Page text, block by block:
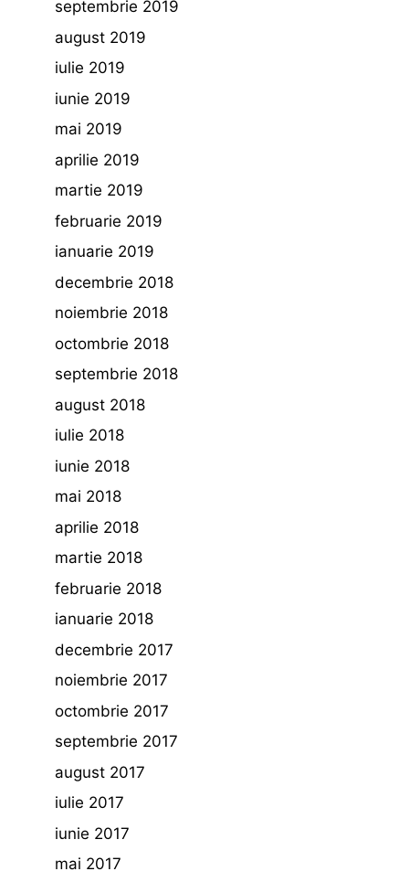
septembrie 2019
august 2019
iulie 2019
iunie 2019
mai 2019
aprilie 2019
martie 2019
februarie 2019
ianuarie 2019
decembrie 2018
noiembrie 2018
octombrie 2018
septembrie 2018
august 2018
iulie 2018
iunie 2018
mai 2018
aprilie 2018
martie 2018
februarie 2018
ianuarie 2018
decembrie 2017
noiembrie 2017
octombrie 2017
septembrie 2017
august 2017
iulie 2017
iunie 2017
mai 2017